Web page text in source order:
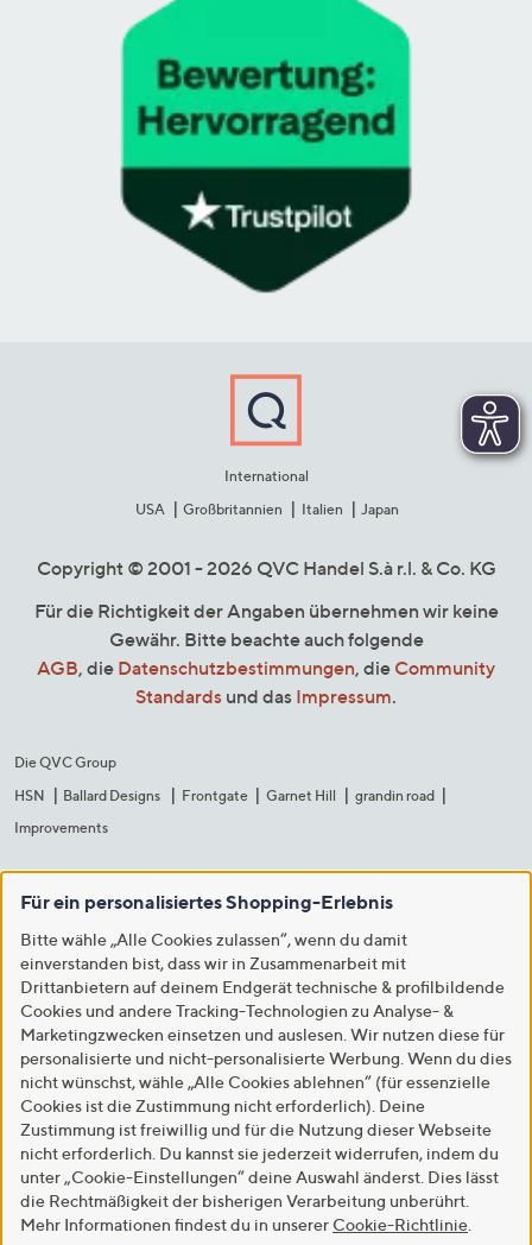
International
USA
Großbritannien Italien Japan
Copyright © 2001 - 2026 QVC Handel S.à r.l. & Co. KG
Für die Richtigkeit der Angaben übernehmen wir keine
Gewähr. Bitte beachte auch folgende
AGB, die Datenschutzbestimmungen, die Community
Standards und das Impressum.
Die QVC Group
HSN
Ballard Designs Frontgate Garnet Hill
grandin road
Improvements
Für ein personalisiertes Shopping-Erlebnis
Bitte wähle „Alle Cookies zulassen“, wenn du damit
einverstanden bist, dass wir in Zusammenarbeit mit
Drittanbietern auf deinem Endgerät technische & profilbildende
Cookies und andere Tracking-Technologien zu Analyse- &
Marketingzwecken einsetzen und auslesen. Wir nutzen diese für
personalisierte und nicht-personalisierte Werbung. Wenn du dies
nicht wünschst, wähle „Alle Cookies ablehnen“ (für essenzielle
Cookies ist die Zustimmung nicht erforderlich). Deine
Zustimmung ist freiwillig und für die Nutzung dieser Webseite
nicht erforderlich. Du kannst sie jederzeit widerrufen, indem du
unter „Cookie-Einstellungen“ deine Auswahl änderst. Dies lässt
die Rechtmäßigkeit der bisherigen Verarbeitung unberührt.
Mehr Informationen findest du in unserer Cookie-Richtlinie